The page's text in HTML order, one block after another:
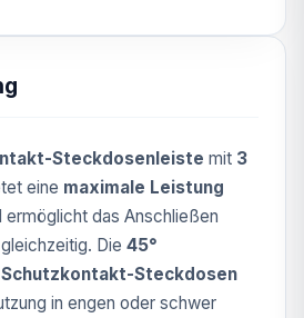
Steckdosenleiste mit 3
eine maximale Leistung
ermöglicht das Anschließen
Die 45°
Steckdosen
in engen oder schwer